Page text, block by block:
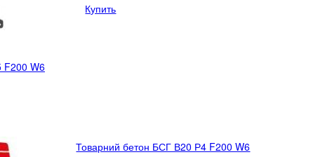
F200 W6
Купить
Товарний бетон БСГ В20 Р4 F200 W6